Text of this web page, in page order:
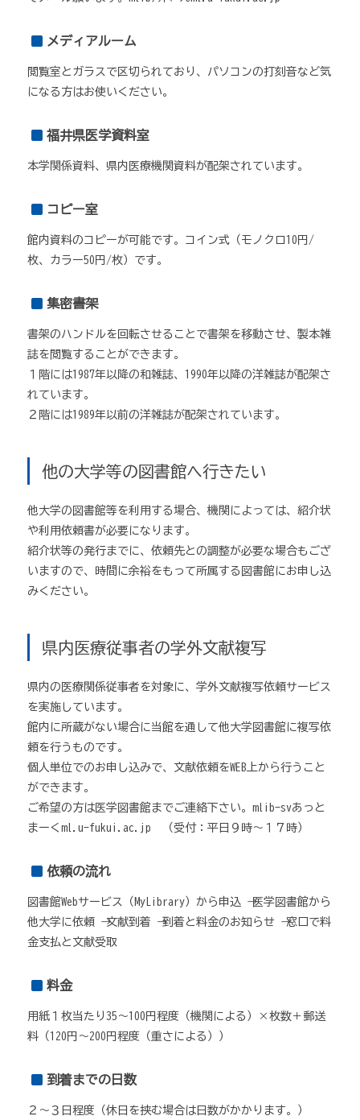
メディアルーム
閲覧室とガラスで区切られており、パソコンの打刻音など気
になる方はお使いください。
福井県医学資料室
本学関係資料、県内医療機関資料が配架されています。
コピー室
館内資料のコピーが可能です。コイン式（モノクロ10円/
枚、カラー50円/枚）です。
集密書架
書架のハンドルを回転させることで書架を移動させ、製本雑
誌を閲覧することができます。
１階には1987年以降の和雑誌、1990年以降の洋雑誌が配架さ
れています。
２階には1989年以前の洋雑誌が配架されています。
他の大学等の図書館へ行きたい
他大学の図書館等を利用する場合、機関によっては、紹介状
や利用依頼書が必要になります。
紹介状等の発行までに、依頼先との調整が必要な場合もござ
いますので、時間に余裕をもって所属する図書館にお申し込
みください。
県内医療従事者の学外文献複写
県内の医療関係従事者を対象に、学外文献複写依頼サービス
を実施しています。
館内に所蔵がない場合に当館を通して他大学図書館に複写依
頼を行うものです。
個人単位でのお申し込みで、文献依頼をWEB上から行うこと
ができます。
ご希望の方は医学図書館までご連絡下さい。mlib-svあっと
まーくml.u-fukui.ac.jp （受付：平日９時～１７時）
依頼の流れ
図書館Webサービス（MyLibrary）から申込 → 医学図書館から
他大学に依頼 → 文献到着 → 到着と料金のお知らせ → 窓口で料
金支払と文献受取
料金
用紙１枚当たり35～100円程度（機関による）×枚数＋郵送
料（120円～200円程度（重さによる））
到着までの日数
２～３日程度（休日を挟む場合は日数がかかります。）